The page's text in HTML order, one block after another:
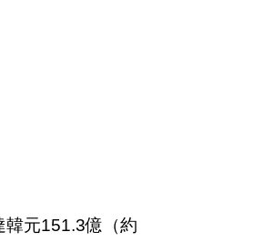
韓元151.3億（約